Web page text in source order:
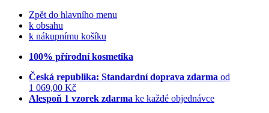
Zpět do hlavního menu
k obsahu
k nákupnímu košíku
100% přírodní kosmetika
Česká republika: Standardní doprava zdarma od
1 069,00 Kč
Alespoň 1 vzorek zdarma ke každé objednávce